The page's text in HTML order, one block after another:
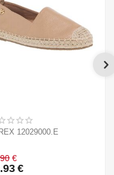
12029000.E
€
€